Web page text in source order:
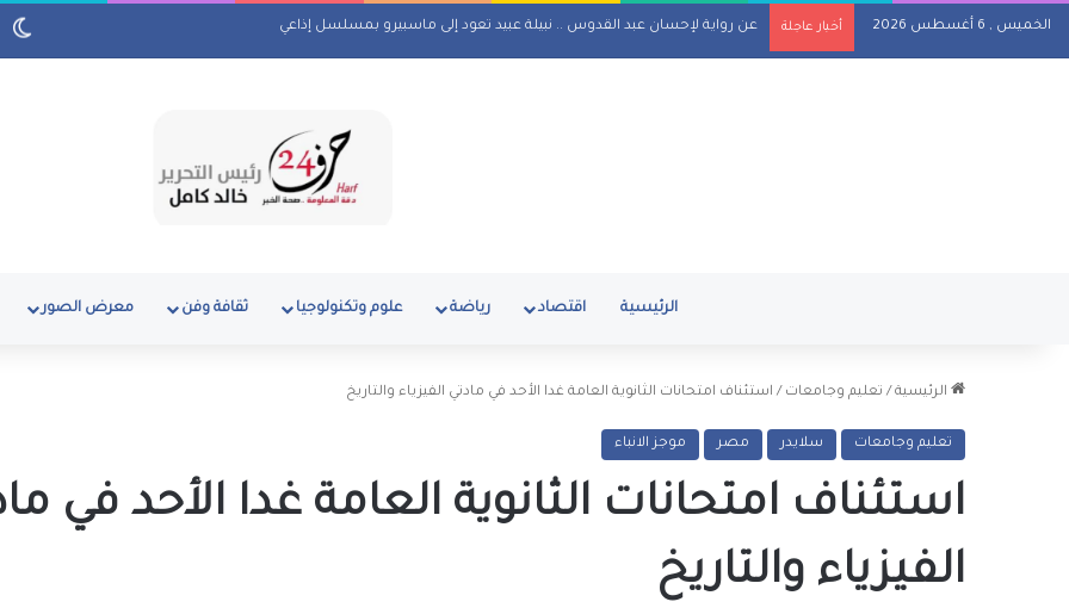
الخميس , 6 أغسطس 2026 أخبار عاجلة المسلماني يهدي سفير أندونيسيا أغاني أم كلثوم وكتاب ماسبيرو “إسلام بلا أحزاب”
الرئيسية اقتصاد رياضة علوم وتكنولوجيا ثقافة وفن معرض الصور
الرئيسية / تعليم وجامعات / استئناف امتحانات الثانوية العامة غدا الأحد في مادتي الفيزياء والتاريخ
تعليم وجامعات سلايدر مصر موجز الانباء
استئناف امتحانات الثانوية العامة غدا الأحد في
الفيزياء والتاريخ